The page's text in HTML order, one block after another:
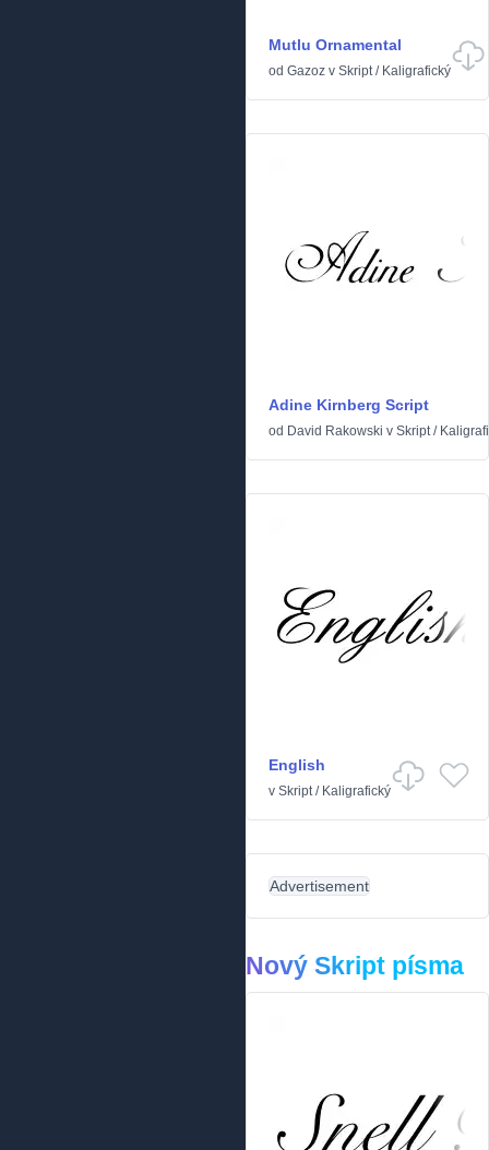
Mutlu Ornamental
od Gazoz v Skript/ Kaligrafický
Adine Kirnberg Script
od David Rakowski v Skript/
English
v Skript/ Kaligrafický
Advertisement
Nový Skript písma